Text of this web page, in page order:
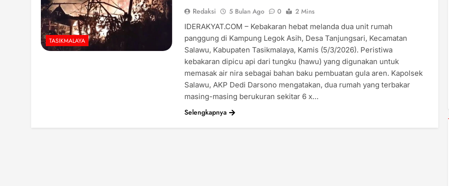
TASIKMALAYA
Redaksi 5 Bulan Ago 0
2 Mins
IDERAKYAT.COM – Kebakaran hebat melanda dua unit rumah
panggung di Kampung Legok Asih, Desa Tanjungsari, Kecamatan
Salawu, Kabupaten Tasikmalaya, Kamis (5/3/2026). Peristiwa
kebakaran dipicu api dari tungku (hawu) yang digunakan untuk
memasak air nira sebagai bahan baku pembuatan gula aren. Kapolsek
Salawu, AKP Dedi Darsono mengatakan, dua rumah yang terbakar
masing-masing berukuran sekitar 6 x…
Selengkapnya